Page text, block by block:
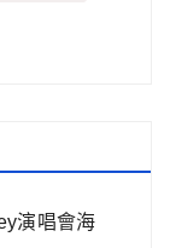
演唱會海